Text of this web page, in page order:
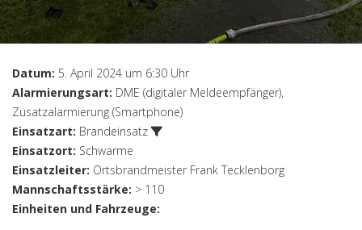
Datum: 5. April 2024 um 6:30 Uhr
Alarmierungsart: DME (digitaler Meldeempfänger),
Zusatzalarmierung (Smartphone)
Einsatzart: Brandeinsatz
Einsatzort: Schwarme
Einsatzleiter: Ortsbrandmeister Frank Tecklenborg
Mannschaftsstärke: > 110
Einheiten und Fahrzeuge: